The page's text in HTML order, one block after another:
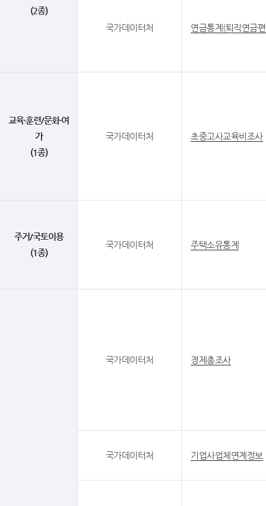
(2종)
국가데이터처 연금통계(퇴직연금
교육·훈련/문화·여
가
(1종)
국가데이터처 초중고사교육비조사
주거/국토이용
(1종)
국가데이터처 주택소유통계
국가데이터처 경제총조사
국가데이터처 기업사업체연계정보